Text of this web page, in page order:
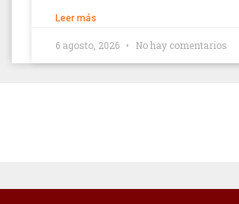
Leer más
6 agosto, 2026 No hay comentarios